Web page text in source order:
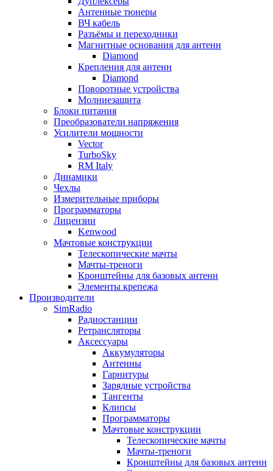
Антенные тюнеры
ВЧ кабель
Разъёмы и переходники
Магнитные основания для антенн
Diamond
Крепления для антенн
Diamond
Поворотные устройства
Молниезащита
Блоки питания
Преобразователи напряжения
Усилители мощности
Vector
TurboSky
RM Italy
Динамики
Чехлы
Измерительные приборы
Программаторы
Лицензии
Kenwood
Мачтовые конструкции
Телескопические мачты
Мачты-треноги
Кронштейны для базовых антенн
Элементы крепежа
Производители
SimRadio
Радиостанции
Ретрансляторы
Аксессуары
Аккумуляторы
Антенны
Гарнитуры
Зарядные устройства
Тангенты
Клипсы
Программаторы
Мачтовые конструкции
Телескопические мачты
Мачты-треноги
Кронштейны для базовых антенн